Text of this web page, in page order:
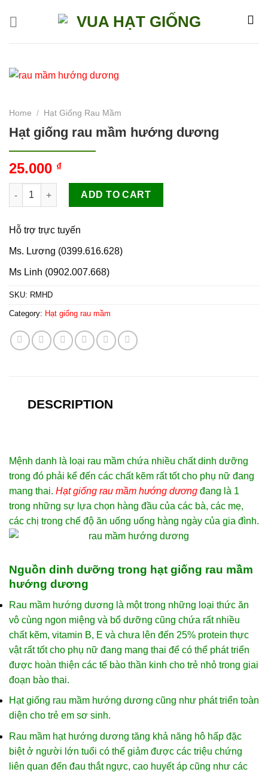
Home / Hạt Giống Rau Mầm
Hạt giống rau mầm hướng dương
25.000 ₫
Hạt giống rau mầm hướng dương quantity
ADD TO CART
Hỗ trợ trực tuyến
Ms. Lương (0399.616.628)
Ms Linh (0902.007.668)
SKU: RMHD
Category: Hạt giống rau mầm
DESCRIPTION
Mệnh danh là loại rau mầm chứa nhiều chất dinh dưỡng
trong đó phải kể đến các chất kẽm rất tốt cho phụ nữ đang
mang thai. Hạt giống rau mầm hướng dương đang là 1
trong những sự lựa chọn hàng đầu của các bà, các mẹ,
các chị trong chế độ ăn uống uống hàng ngày của gia đình.
Nguồn dinh dưỡng trong hạt giống rau mầm
hướng dương
Rau mầm hướng dương là một trong những loại thức ăn
vô cùng ngon miệng và bổ dưỡng cũng chứa rất nhiều
chất kẽm, vitamin B, E và chưa lên đến 25% protein thực
vật rất tốt cho phụ nữ đang mang thai để có thể phát triển
được hoàn thiện các tế bào thần kinh cho trẻ nhỏ trong giai
đoạn bào thai.
Hạt giống rau mầm hướng dương cũng như phát triển toàn
diện cho trẻ em sơ sinh.
Rau mầm hạt hướng dương tăng khả năng hô hấp đặc
biệt ở người lớn tuổi có thể giảm được các triệu chứng
liên quan đến đau thắt ngực, cao huyết áp cũng như các